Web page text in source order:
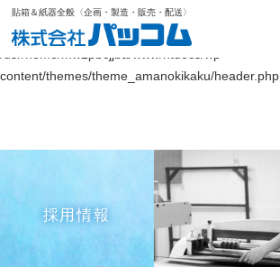
貼箱＆紙器全般〈企画・製造・販売・配送〉
Warning: Undefined variable $link_color in
content/themes/theme_amanokikaku/header.php
採用情報